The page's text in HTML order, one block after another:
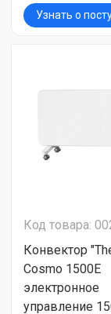
Узнать о
Код товара:
Конвектор
Cosmo 1500E
электронное
управление